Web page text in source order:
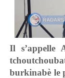
Il s’appelle
burkinabè le